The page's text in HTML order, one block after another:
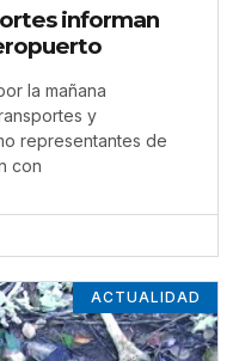
informan
la mañana
y
representantes de
con
ACTUALIDAD